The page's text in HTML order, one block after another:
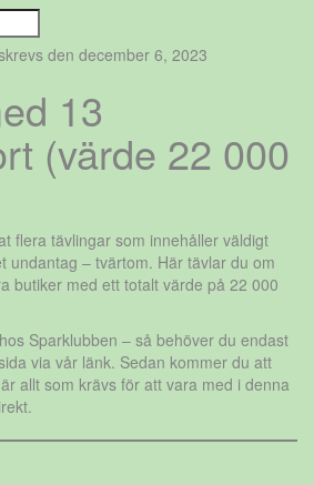
den december 6, 2023
13
(värde 22 000
flera tävlingar som innehåller väldigt
undantag – tvärtom. Här tävlar du om
butiker med ett totalt värde på 22 000
Sparklubben – så behöver du endast
via vår länk. Sedan kommer du att
allt som krävs för att vara med i denna